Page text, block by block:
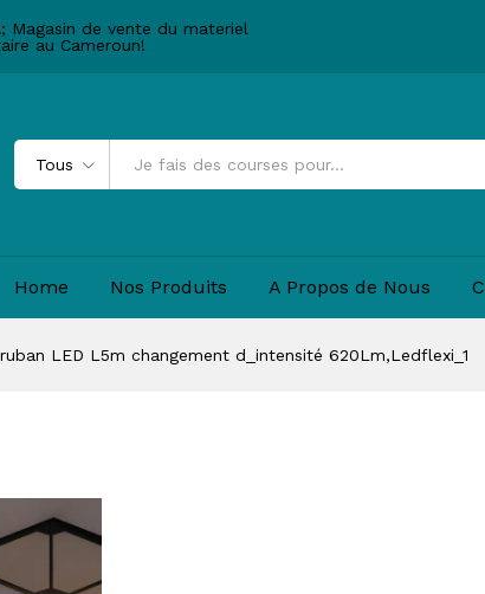
; Magasin de vente du materiel
au Cameroun!
Tous
Home Nos Produits A Propos de Nous
LED L5m changement d_intensité 620Lm,Ledflexi_1